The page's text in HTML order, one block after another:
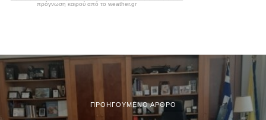
πρόγνωση καιρού από το weather.gr
ΠΡΟΗΓΟΎΜΕΝΟ ΆΡΘΡΟ